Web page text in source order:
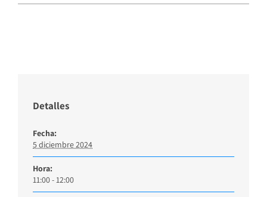
Detalles
Fecha:
5 diciembre 2024
Hora:
11:00 - 12:00